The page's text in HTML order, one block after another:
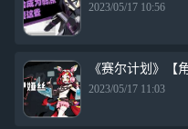
2023/05/17 10:56
《赛尔计划》
2023/05/17 11:03